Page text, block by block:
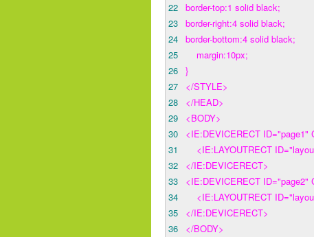
22 border-top:1 solid black;
23 border-right:4 solid black;
24 border-bottom:4 solid black;
25
margin:10px;
26 }
27
</STYLE>
28
</HEAD>
29
<BODY>
30
<IE:DEVICERECT ID="page1"
31
<IE:LAYOUTRECT
32
</IE:DEVICERECT>
33
<IE:DEVICERECT ID="page2"
34
<IE:LAYOUTRECT
35
</IE:DEVICERECT>
36
</BODY>